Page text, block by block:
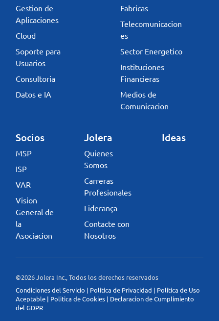
Gestion de
Aplicaciones
Cloud
Soporte para
Usuarios
Consultoria
Datos e IA
Fabricas
Telecomunicacion
es
Sector Energetico
Instituciones
Financieras
Medios de
Comunicacion
Socios
MSP
ISP
VAR
Vision
General de
la
Asociacion
Jolera
Quienes
Somos
Carreras
Profesionales
Liderança
Contacte con
Nosotros
Ideas
©2026 Jolera Inc., Todos los derechos reservados
Condiciones del Servicio | Politica de Privacidad | Politica de Uso
Aceptable | Politica de Cookies | Declaracion de Cumplimiento
del GDPR